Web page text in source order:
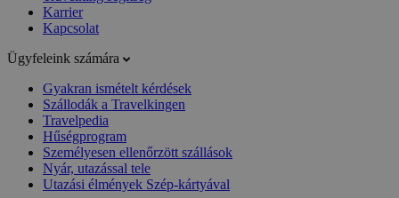
Karrier
Kapcsolat
Ügyfeleink számára
Gyakran ismételt kérdések
Szállodák a Travelkingen
Travelpedia
Hűségprogram
Személyesen ellenőrzött szállások
Nyár, utazással tele
Utazási élmények Szép-kártyával